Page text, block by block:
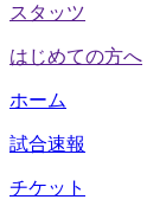
スタッツ
はじめての方へ
ホーム
試合速報
チケット